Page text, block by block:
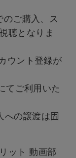
のご購入、ス
聴となりま
ウント登録が
てご利用いた
への譲渡は固
ット 動画部